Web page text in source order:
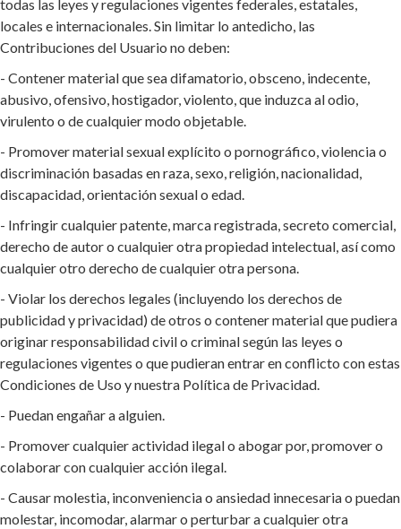
todas las leyes y regulaciones vigentes federales, estatales,
locales e internacionales. Sin limitar lo antedicho, las
Contribuciones del Usuario no deben:
- Contener material que sea difamatorio, obsceno, indecente,
abusivo, ofensivo, hostigador, violento, que induzca al odio,
virulento o de cualquier modo objetable.
- Promover material sexual explícito o pornográfico, violencia o
discriminación basadas en raza, sexo, religión, nacionalidad,
discapacidad, orientación sexual o edad.
- Infringir cualquier patente, marca registrada, secreto comercial,
derecho de autor o cualquier otra propiedad intelectual, así como
cualquier otro derecho de cualquier otra persona.
- Violar los derechos legales (incluyendo los derechos de
publicidad y privacidad) de otros o contener material que pudiera
originar responsabilidad civil o criminal según las leyes o
regulaciones vigentes o que pudieran entrar en conflicto con estas
Condiciones de Uso y nuestra Política de Privacidad.
- Puedan engañar a alguien.
- Promover cualquier actividad ilegal o abogar por, promover o
colaborar con cualquier acción ilegal.
- Causar molestia, inconveniencia o ansiedad innecesaria o puedan
molestar, incomodar, alarmar o perturbar a cualquier otra